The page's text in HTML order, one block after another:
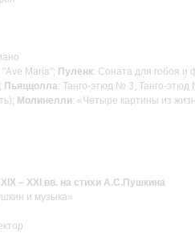
"Ave Maria"; Пуленк: Соната для гобоя и
Пьяццолла: Танго-этюд № 3, Танго-
Молинелли: «Четыре картины из
– XXI вв. на стихи А.С.Пушкина
и музыка»